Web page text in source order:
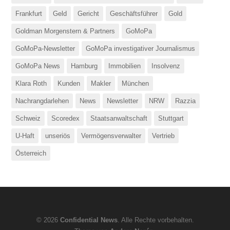
Frankfurt Geld Gericht Geschäftsführer Gold
Goldman Morgenstern & Partners GoMoPa
GoMoPa-Newsletter GoMoPa investigativer Journalismus
GoMoPa News Hamburg Immobilien Insolvenz
Klara Roth Kunden Makler München
Nachrangdarlehen News Newsletter NRW Razzia
Schweiz Scoredex Staatsanwaltschaft Stuttgart
U-Haft unseriös Vermögensverwalter Vertrieb
Österreich
© 2026 Confidential News. Alle Rechte vorbehalten.